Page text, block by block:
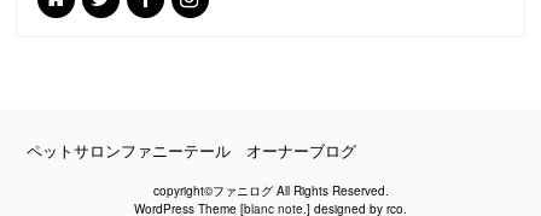
ペットサロンファニーテール オーナーブログ
copyright©ファニログ All Rights Reserved.
WordPress Theme [blanc note. ] designed by rco.